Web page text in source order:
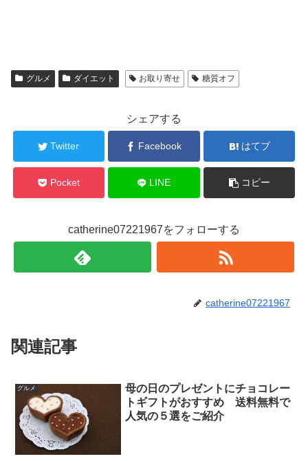
グルメ ダイエット お取り寄せ 糖質オフ
シェアする
Twitter Facebook はてブ
Pocket LINE コピー
catherine07221967をフォローする
catherine07221967
関連記事
グルメ
母の日のプレゼントにチョコレー
トギフトがおすすめ 送料無料で
人気の５選をご紹介